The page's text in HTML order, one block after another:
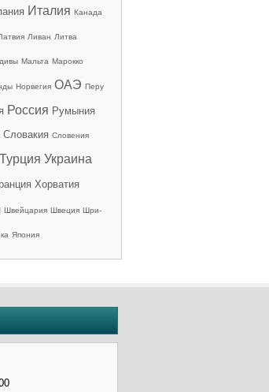
Италия Канада
Ливан Литва
Мальта Марокко
Норвегия ОАЭ Перу
Россия Румыния
Словакия Словения
Турция Украина
Хорватия
Швейцария Швеция Шри-
Япония